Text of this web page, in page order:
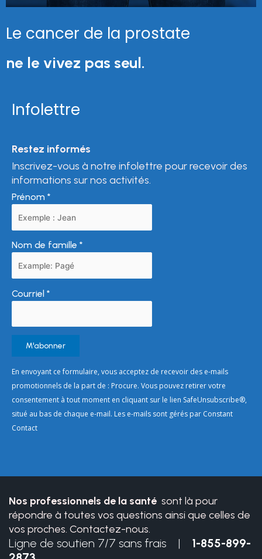
Le cancer de la prostate
ne le vivez pas seul.
Infolettre
Restez informés
Inscrivez-vous à notre infolettre pour recevoir des
informations sur nos activités.
Prénom *
Nom de famille *
Courriel *
Constant
Contact
Use.
Please
leave
En envoyant ce formulaire, vous acceptez de recevoir des e-mails
promotionnels de la part de : Procure. Vous pouvez retirer votre
consentement à tout moment en cliquant sur le lien SafeUnsubscribe®,
situé au bas de chaque e-mail. Les e-mails sont gérés par Constant
Contact
Nos professionnels de la santé sont là pour
répondre à toutes vos questions ainsi que celles de
vos proches. Contactez-nous.
Ligne de soutien 7/7 sans frais | 1-855-899-